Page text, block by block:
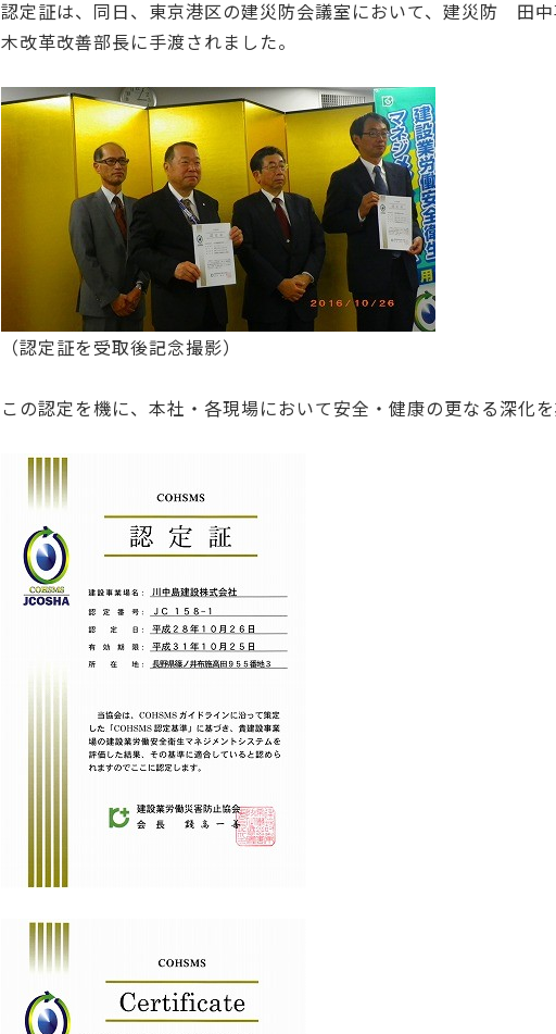
認定証は、同日、東京港区の建災防会議室において、建災防 田
木改革改善部長に手渡されました。
（認定証を受取後記念撮影）
この認定を機に、本社・各現場において安全・健康の更なる深化を